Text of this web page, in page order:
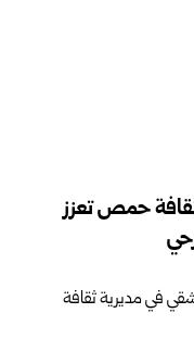
حمص تعزز